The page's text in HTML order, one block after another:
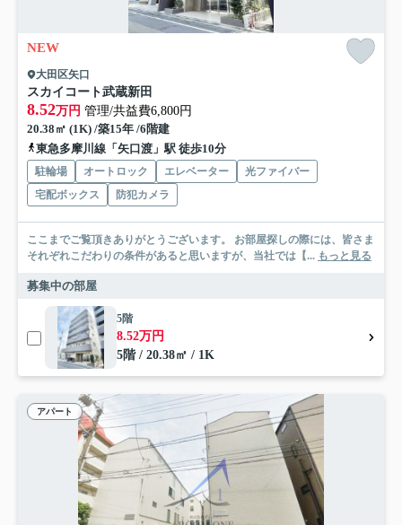
NEW
大田区矢口
スカイコート武蔵新田
8.52万円 管理/共益費6,800円
20.38㎡ (1K) /築15年 /6階建
東急多摩川線「矢口渡」駅 徒歩10分
駐輪場 オートロック エレベーター
光ファイバー
宅配ボックス
防犯カメラ
ここまでご覧頂きありがとうございます。 お部屋探しの際には、皆さま
それぞれこだわりの条件があると思いますが、当社では【... もっと見る
募集中の部屋
5階
8.52万円
5階 / 20.38㎡ / 1K
アパート